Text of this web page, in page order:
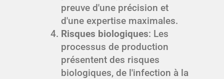
preuve d'une précision et
d'une expertise maximales.
Risques biologiques: Les
processus de production
présentent des risques
biologiques, de l'infection à la